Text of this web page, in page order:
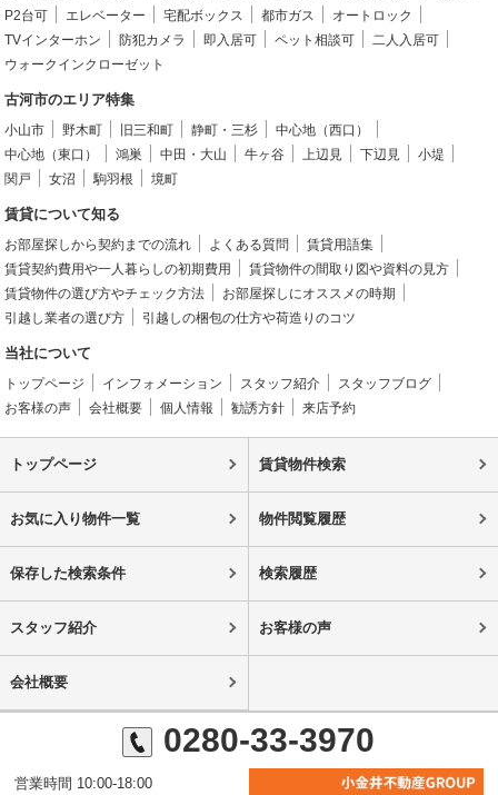
P2台可
エレベーター 宅配ボックス 都市ガス
オートロック
TVインターホン
防犯カメラ 即入居可 ペット相談可
二人入居可
ウォークインクローゼット
古河市のエリア特集
小山市 野木町 旧三和町 静町・三杉
中心地（西口）
中心地（東口）
鴻巣 中田・大山 牛ヶ谷 上辺見 下辺見
小堤
関戸
女沼 駒羽根 境町
賃貸について知る
お部屋探しから契約までの流れ よくある質問
賃貸用語集
賃貸契約費用や一人暮らしの初期費用
賃貸物件の間取り図や資料の見方
賃貸物件の選び方やチェック方法
お部屋探しにオススメの時期
引越し業者の選び方
引越しの梱包の仕方や荷造りのコツ
当社について
トップページ インフォメーション スタッフ紹介
スタッフブログ
お客様の声
会社概要 個人情報 勧誘方針 来店予約
トップページ 賃貸物件検索
お気に入り物件一覧 物件閲覧履歴
保存した検索条件 検索履歴
スタッフ紹介 お客様の声
会社概要
0280-33-3970
営業時間 10:00-18:00